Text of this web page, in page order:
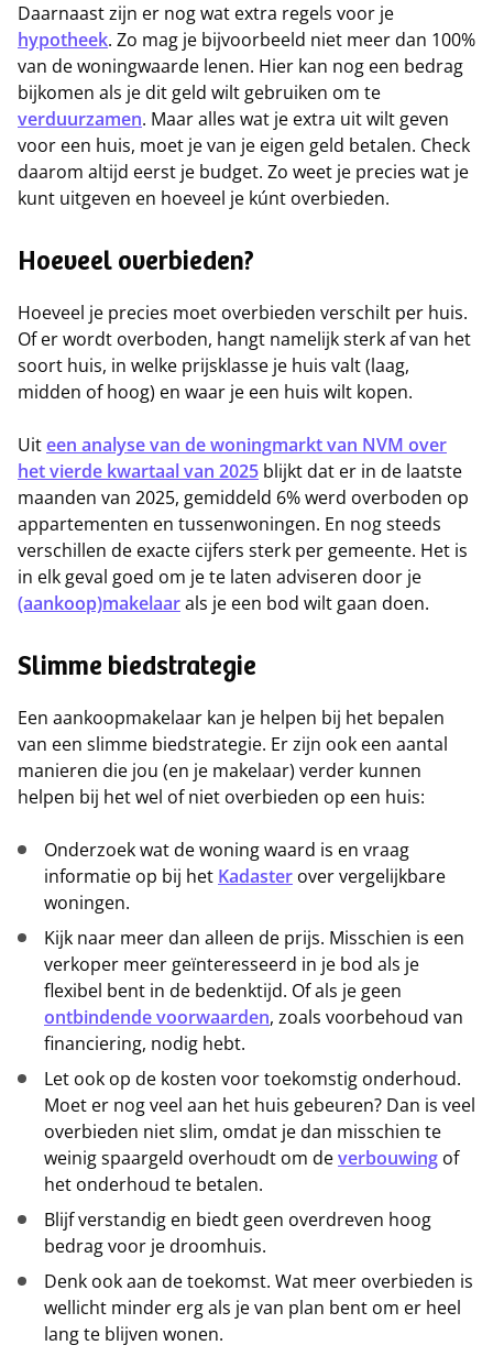
Daarnaast zijn er nog wat extra regels voor je
hypotheek. Zo mag je bijvoorbeeld niet meer dan 100%
van de woningwaarde lenen. Hier kan nog een bedrag
bijkomen als je dit geld wilt gebruiken om te
verduurzamen. Maar alles wat je extra uit wilt geven
voor een huis, moet je van je eigen geld betalen. Check
daarom altijd eerst je budget. Zo weet je precies wat je
kunt uitgeven en hoeveel je kúnt overbieden.
Hoeveel overbieden?
Hoeveel je precies moet overbieden verschilt per huis.
Of er wordt overboden, hangt namelijk sterk af van het
soort huis, in welke prijsklasse je huis valt (laag,
midden of hoog) en waar je een huis wilt kopen.
Uiteen analyse van de woningmarkt van NVM over
het vierde kwartaal van 2025 blijkt dat er in de laatste
maanden van 2025, gemiddeld 6% werd overboden op
appartementen en tussenwoningen. En nog steeds
verschillen de exacte cijfers sterk per gemeente. Het is
in elk geval goed om je te laten adviseren door je
(aankoop)makelaarals je een bod wilt gaan doen.
Slimme biedstrategie
Een aankoopmakelaar kan je helpen bij het bepalen
van een slimme biedstrategie. Er zijn ook een aantal
manieren die jou (en je makelaar) verder kunnen
helpen bij het wel of niet overbieden op een huis:
Onderzoek wat de woning waard is en vraag
informatie op bij het Kadaster over vergelijkbare
woningen.
Kijk naar meer dan alleen de prijs. Misschien is een
verkoper meer geïnteresseerd in je bod als je
flexibel bent in de bedenktijd. Of als je geen
ontbindende voorwaarden, zoals voorbehoud van
financiering, nodig hebt.
Let ook op de kosten voor toekomstig onderhoud.
Moet er nog veel aan het huis gebeuren? Dan is veel
overbieden niet slim, omdat je dan misschien te
weinig spaargeld overhoudt om deverbouwing of
het onderhoud te betalen.
Blijf verstandig en biedt geen overdreven hoog
bedrag voor je droomhuis.
Denk ook aan de toekomst. Wat meer overbieden is
wellicht minder erg als je van plan bent om er heel
lang te blijven wonen.